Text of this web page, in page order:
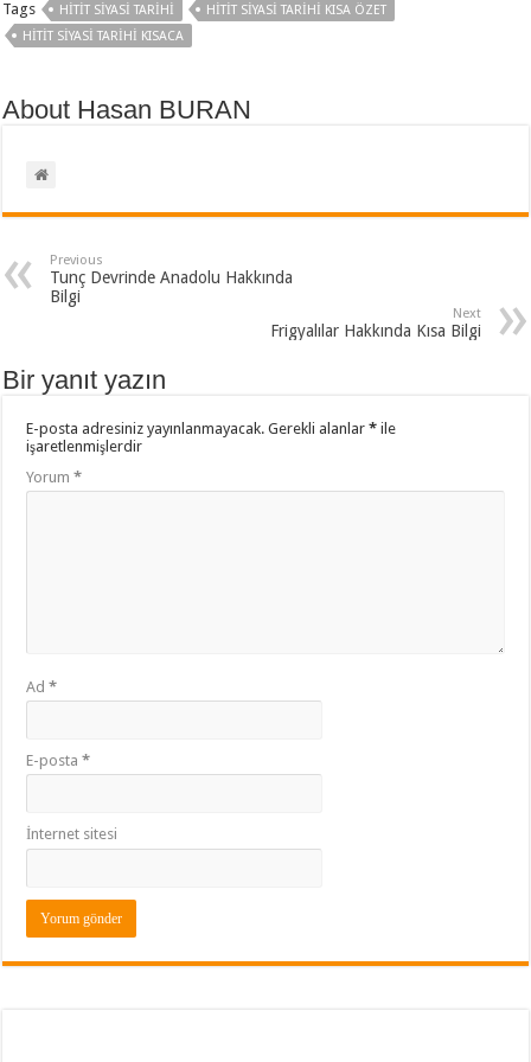
Tags HITIT SIYASI TARIHI
HITIT SIYASI TARIHI KISA ÖZET
HITIT SIYASI TARIHI KISACA
About Hasan BURAN
Previous
Tunç Devrinde Anadolu Hakkında
Bilgi
Next
Frigyalılar Hakkında Kısa Bilgi
Bir yanıt yazın
E-posta adresiniz yayınlanmayacak. Gerekli alanlar* ile
işaretlenmişlerdir
Yorum*
Ad*
E-posta*
İnternet sitesi